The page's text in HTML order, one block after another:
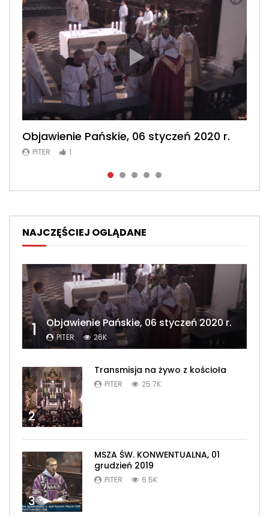
Objawienie Pańskie, 06 styczeń 2020 r.
PITER 1
Msza św. konwentualna, 2 luty 2020 r.
PITER 1
Msza św. konwentualna, 23 luty 2020 r.
PITER 1
Msza św. konwentualna, 2 maj 2020 r.
PITER 1
Msza św. konwentualna, 26 kwiecień
2020 r.
NAJCZĘŚCIEJ OGLĄDANE
1 Objawienie Pańskie, 06 styczeń 2020 r.
PITER 26K
2
Transmisja na żywo z kościoła
PITER 25.7K
3
MSZA ŚW. KONWENTUALNA, 01
grudzień 2019
PITER 6.5K